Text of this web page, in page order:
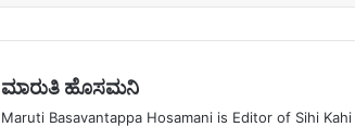
ಮಾರುತಿ ಹೊಸಮನಿ
Maruti Basavantappa Hosamani is Editor of Sihi